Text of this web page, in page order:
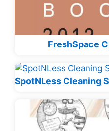
FreshSpace
SpotNLess Cleaning